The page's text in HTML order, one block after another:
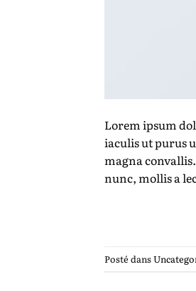
Lorem ipsum
iaculis ut purus
magna
nunc, mollis a
Posté dans